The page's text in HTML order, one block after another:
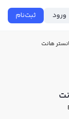
ورود ثبت‌نام
هانت